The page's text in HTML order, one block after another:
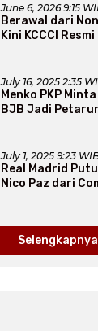
June 6, 2026 9:15
Berawal dari
Kini KCCCI
July 16, 2025 2:35
Menko PKP
BJB Jadi
July 1, 2025 9:23
Real Madrid
Nico Paz dari
Selengkapnya